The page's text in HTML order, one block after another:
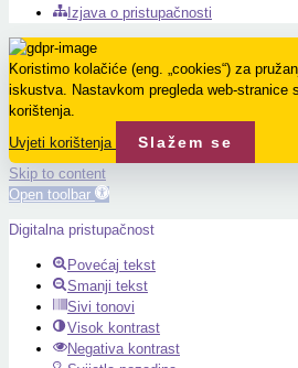
Izjava o pristupačnosti
Koristimo kolačiće (eng. „cookies“) za
iskustva. Nastavkom pregleda web-stranice
korištenja.
Uvjeti korištenja
Slažem se
Skip to content
Open toolbar
Digitalna pristupačnost
Povećaj tekst
Smanji tekst
Sivi tonovi
Visok kontrast
Negativa kontrast